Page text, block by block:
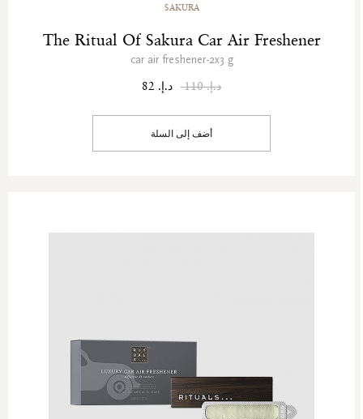
SAKURA
The Ritual Of Sakura Car Air Freshener
car air freshener-2x3 g
د.إ. 110 د.إ. 82
أضف إلى السلة